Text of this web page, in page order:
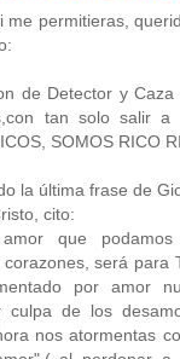
me permitieras,
de Detector y Caza
tan solo salir a
SOMOS RICO
la última frase de
cito:
que podamos
será para
por amor
culpa de los
nos atormentas